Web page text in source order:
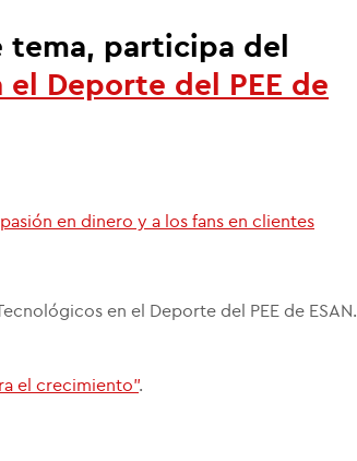
tema, participa del
el Deporte del PEE de
en dinero y a los fans en clientes
en el Deporte del PEE de ESAN.
el crecimiento".